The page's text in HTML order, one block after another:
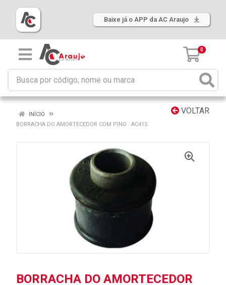
Baixe já o APP da AC Araujo
0
VOLTAR
INÍCIO
BORRACHA DO AMORTECEDOR COM PINO : AC415
BORRACHA DO AMORTECEDOR